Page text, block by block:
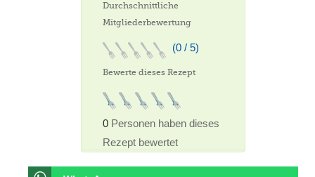
Durchschnittliche
Mitgliederbewertung
(0 / 5)
Bewerte dieses Rezept
0 Personen haben dieses
Rezept bewertet